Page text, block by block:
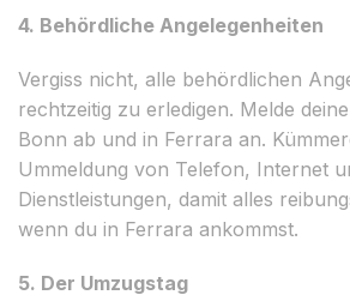
4. Behördliche Angelegenheiten
Vergiss nicht, alle behördlichen
rechtzeitig zu erledigen. Melde
Bonn ab und in Ferrara an.
Ummeldung von Telefon, Internet
Dienstleistungen, damit alles
wenn du in Ferrara ankommst.
5. Der Umzugstag